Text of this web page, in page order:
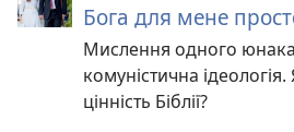
Бога для мене
Мислення одного
комуністична
цінність Біблії?